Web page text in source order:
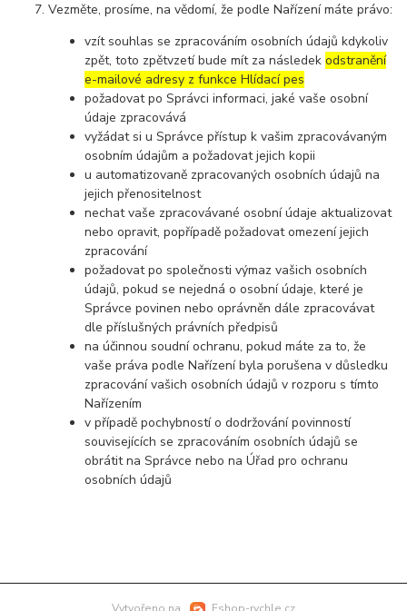
Vezměte, prosíme, na vědomí, že podle Nařízení máte právo:
vzít souhlas se zpracováním osobních údajů kdykoliv
zpět, toto zpětvzetí bude mít za následekodstranění
e-mailové adresy z funkce Hlídací pes
požadovat po Správci informaci, jaké vaše osobní
údaje zpracovává
vyžádat si u Správce přístup k vašim zpracovávaným
osobním údajům a požadovat jejich kopii
u automatizovaně zpracovaných osobních údajů na
jejich přenositelnost
nechat vaše zpracovávané osobní údaje aktualizovat
nebo opravit, popřípadě požadovat omezení jejich
zpracování
požadovat po společnosti výmaz vašich osobních
údajů, pokud se nejedná o osobní údaje, které je
Správce povinen nebo oprávněn dále zpracovávat
dle příslušných právních předpisů
na účinnou soudní ochranu, pokud máte za to, že
vaše práva podle Nařízení byla porušena v důsledku
zpracování vašich osobních údajů v rozporu s tímto
Nařízením
v případě pochybností o dodržování povinností
souvisejících se zpracováním osobních údajů se
obrátit na Správce nebo na Úřad pro ochranu
osobních údajů